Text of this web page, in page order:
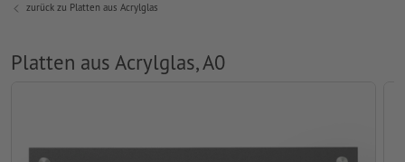
zurück zu Platten aus Acrylglas
Platten aus Acrylglas, A0